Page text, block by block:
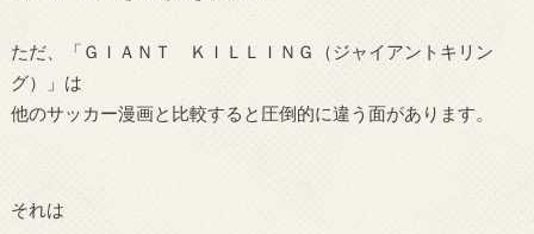
ただ、「ＧＩＡＮＴ ＫＩＬＬＩＮＧ（ジャイアントキリン
グ）」は
他のサッカー漫画と比較すると圧倒的に違う面があります。
それは